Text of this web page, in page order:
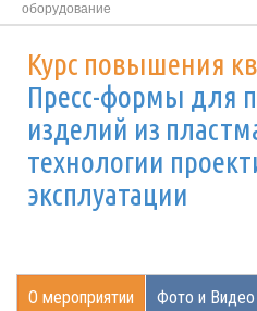
оборудование
Курс повышения
Пресс-формы для
изделий из
технологии
эксплуатации
О мероприятии Фото и Видео